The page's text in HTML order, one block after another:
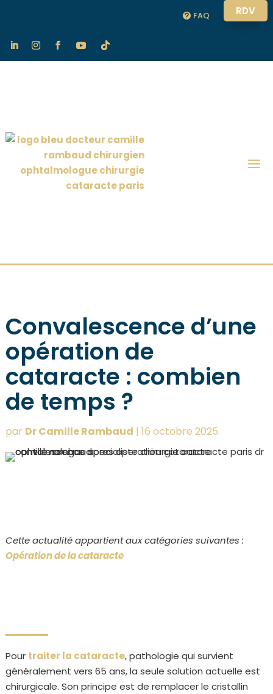
FAQ RDV
Convalescence d’une
opération de
cataracte : combien
de temps ?
par Dr Camille Rambaud | 16 octobre 2025
Cette actualité appartient aux catégories suivantes :
Opération de la cataracte
Pour traiter la cataracte, pathologie qui survient
généralement vers 65 ans, la seule solution actuelle est
chirurgicale. Son principe est de remplacer le cristallin